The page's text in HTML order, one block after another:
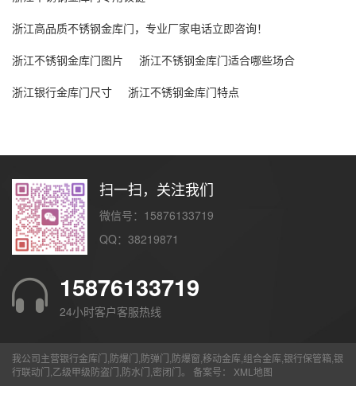
浙江高品质不锈钢金库门，专业厂家电话立即咨询！
浙江不锈钢金库门图片
浙江不锈钢金库门适合哪些场合
浙江银行金库门尺寸
浙江不锈钢金库门特点
扫一扫，关注我们
微信号：15876133719
QQ：38219871
15876133719
24小时客户客服热线
我公司主营银行金库门,防爆门,防弹门,防爆窗,移动金库,组合金库,银行保管箱,银
行联动门,乙级甲级防盗门,防水门,密闭门。 备案号：
XML地图